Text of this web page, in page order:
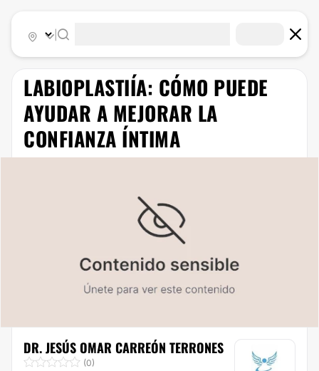
LABIOPLASTIÍA: CÓMO PUEDE
AYUDAR A MEJORAR LA
CONFIANZA ÍNTIMA
DR. JESÚS OMAR CARREÓN TERRONES
(0)